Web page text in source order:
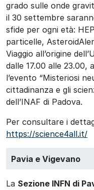
grado sulle onde
il 30 settembre
sfide per ogni età:
particelle,
Viaggio all’origine
dalle 17.00 alle 23.00,
l’evento “Misteriosi
cittadinanza e gli
dell’INAF di Padova.
Per consultare i
https://science4all.it/
Pavia e Vigevano
La Sezione INFN di